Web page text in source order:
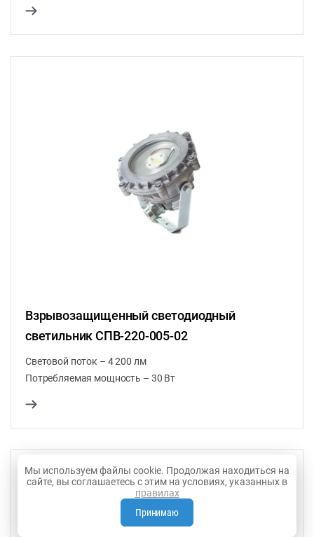
Взрывозащищенный светодиодный
светильник СПВ-220-005-02
Световой поток – 4 200 лм
Потребляемая мощность – 30 Вт
Мы используем файлы cookie. Продолжая находиться на
сайте, вы соглашаетесь с этим на условиях, указанных в
правилах
Принимаю